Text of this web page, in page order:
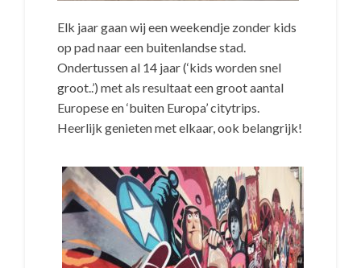
Elk jaar gaan wij een weekendje zonder kids
op pad naar een buitenlandse stad.
Ondertussen al 14 jaar (‘kids worden snel
groot..’) met als resultaat een groot aantal
Europese en ‘buiten Europa’ citytrips.
Heerlijk genieten met elkaar, ook belangrijk!